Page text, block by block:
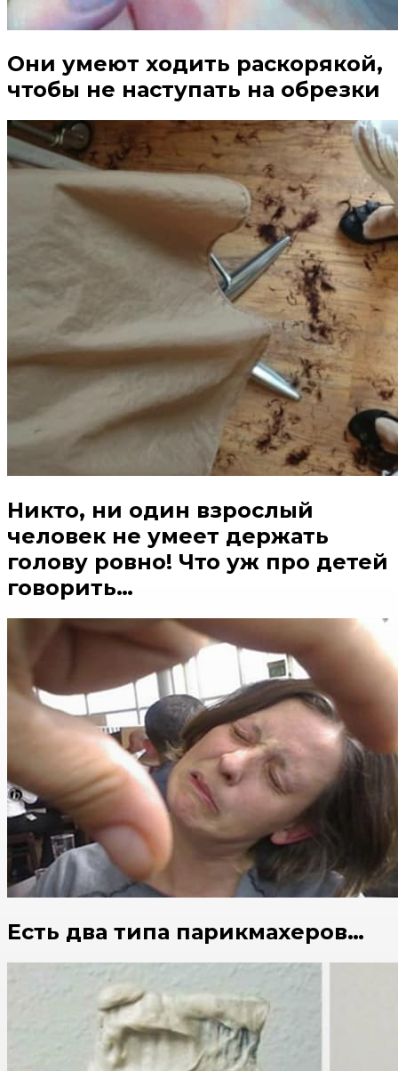
Они умеют ходить раскорякой,
чтобы не наступать на обрезки
Никто, ни один взрослый
человек не умеет держать
голову ровно! Что уж про детей
говорить…
Есть два типа парикмахеров…